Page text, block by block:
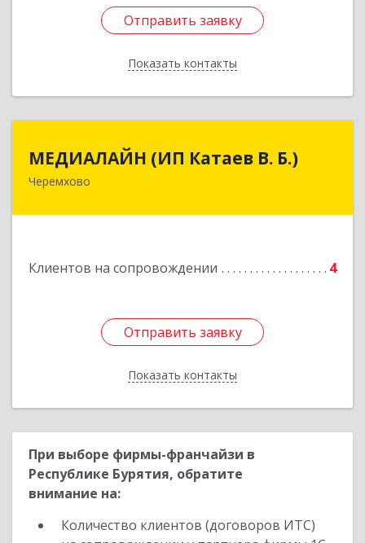
Отправить заявку
Показать контакты
Отправить заявку
Назад
МЕДИАЛАЙН (ИП Катаев В. Б.)
Черемхово
Клиентов на сопровождении 4
Отправить заявку
Показать контакты
МЕДИАЛАЙН (ИП Катаев В. Б.)
665413, Иркутская обл, Черемхово г, Ленина ул,
Отправить заявку
Назад
При выборе фирмы-франчайзи в
Республике Бурятия, обратите
внимание на:
Количество клиентов (договоров ИТС)